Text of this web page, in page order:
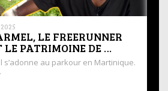
LE FREERUNNER
LE PATRIMOINE DE …
s’adonne au parkour en Martinique.